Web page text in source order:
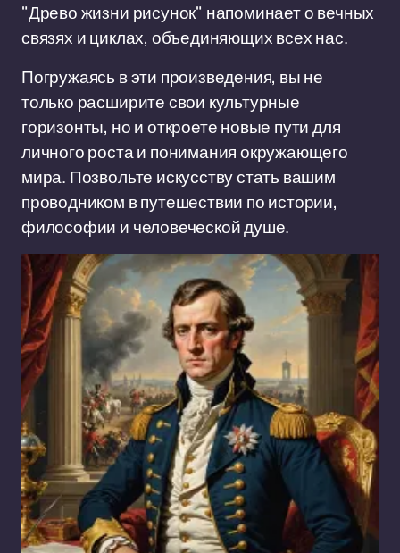
"Древо жизни рисунок" напоминает о вечных
связях и циклах, объединяющих всех нас.
Погружаясь в эти произведения, вы не
только расширите свои культурные
горизонты, но и откроете новые пути для
личного роста и понимания окружающего
мира. Позвольте искусству стать вашим
проводником в путешествии по истории,
философии и человеческой душе.